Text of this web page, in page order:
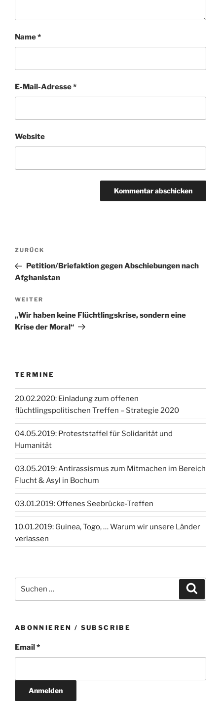
Name*
E-Mail-Adresse*
Website
Beitragsnavigation
Vorheriger
Beitrag
ZURÜCK
Petition/Briefaktion gegen Abschiebungen nach
Afghanistan
Nächster
Beitrag
WEITER
„Wir haben keine Flüchtlingskrise, sondern eine
Krise der Moral“
TERMINE
20.02.2020: Einladung zum offenen
flüchtlingspolitischen Treffen – Strategie 2020
04.05.2019: Proteststaffel für Solidarität und
Humanität
03.05.2019: Antirassismus zum Mitmachen im Bereich
Flucht & Asyl in Bochum
03.01.2019: Offenes Seebrücke-Treffen
10.01.2019: Guinea, Togo, … Warum wir unsere Länder
verlassen
nach:
ABONNIEREN / SUBSCRIBE
Email *